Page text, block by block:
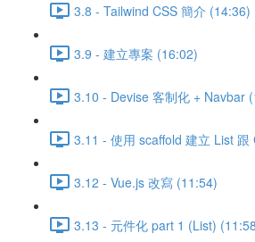
3.8 - Tailwind CSS 簡介 (14:36)
3.9 - 建立專案 (16:02)
3.10 - Devise 客制化 + Navbar
3.11 - 使用 scaffold 建立 List 跟
3.12 - Vue.js 改寫 (11:54)
3.13 - 元件化 part 1 (List)